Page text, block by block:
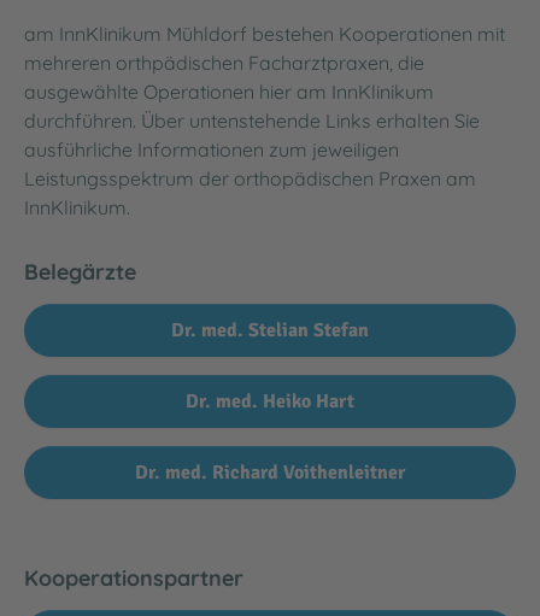
am InnKlinikum Mühldorf bestehen Kooperationen mit
mehreren orthpädischen Facharztpraxen, die
ausgewählte Operationen hier am InnKlinikum
durchführen. Über untenstehende Links erhalten Sie
ausführliche Informationen zum jeweiligen
Leistungsspektrum der orthopädischen Praxen am
InnKlinikum.
Belegärzte
Dr. med. Stelian Stefan
Dr. med. Heiko Hart
Dr. med. Richard Voithenleitner
Kooperationspartner